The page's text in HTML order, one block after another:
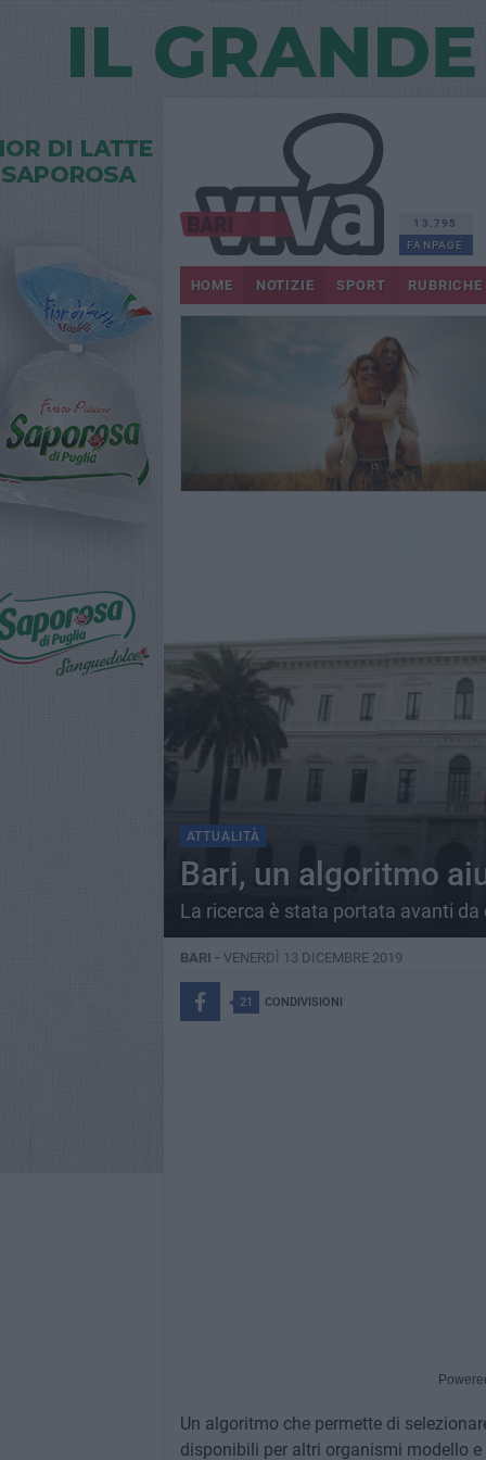
13.795
FANPAGE
HOME NOTIZIE SPORT RUBRICHE
ATTUALITÀ
Bari, un algoritmo
La ricerca è stata portata avanti
BARI - VENERDÌ 13 DICEMBRE 2019
21 CONDIVISIONI
Un algoritmo che permette di
disponibili per altri organismi modello